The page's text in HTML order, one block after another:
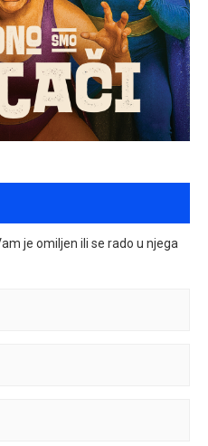
je omiljen ili se rado u njega